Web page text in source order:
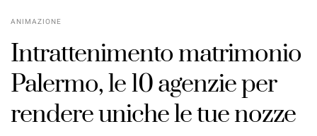
ANIMAZIONE
Intrattenimento matrimonio
Palermo, le 10 agenzie per
rendere uniche le tue nozze